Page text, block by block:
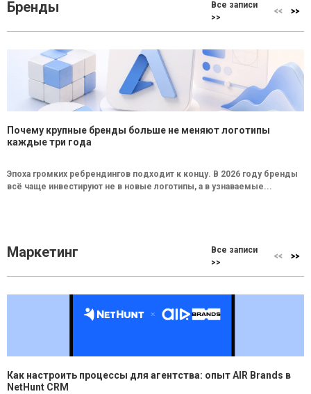
Бренды
Все записи
>>
Почему крупные бренды больше не меняют логотипы
каждые три года
Эпоха громких ребрендингов подходит к концу. В 2026 году бренды
всё чаще инвестируют не в новые логотипы, а в узнаваемые...
Маркетинг
Все записи
>>
Как настроить процессы для агентства: опыт AIR Brands в
NetHunt CRM